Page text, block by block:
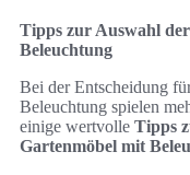
Tipps zur Auswahl
Beleuchtung
Bei der Entscheidung
Beleuchtung spielen
einige wertvolle Tipps
Gartenmöbel mit